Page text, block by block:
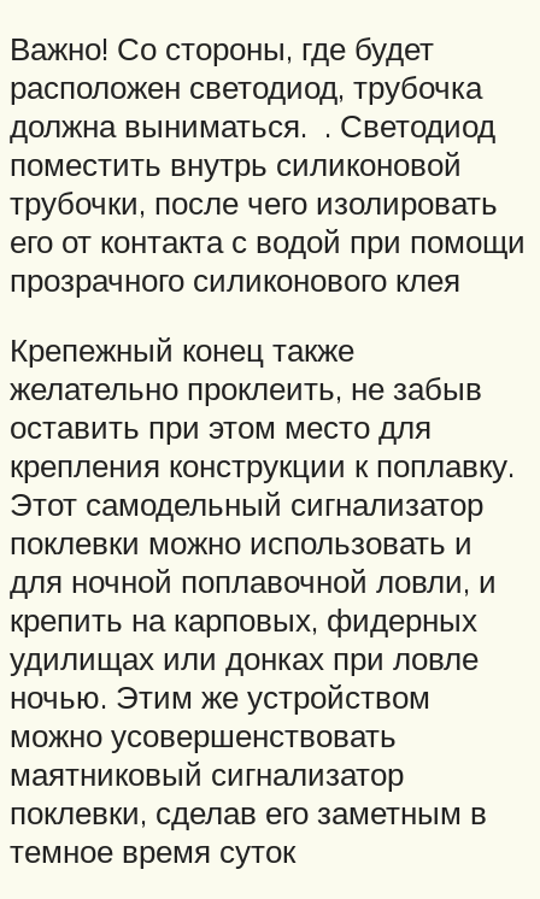
Важно! Со стороны, где будет
расположен светодиод, трубочка
должна выниматься. . Светодиод
поместить внутрь силиконовой
трубочки, после чего изолировать
его от контакта с водой при помощи
прозрачного силиконового клея
Крепежный конец также
желательно проклеить, не забыв
оставить при этом место для
крепления конструкции к поплавку.
Этот самодельный сигнализатор
поклевки можно использовать и
для ночной поплавочной ловли, и
крепить на карповых, фидерных
удилищах или донках при ловле
ночью. Этим же устройством
можно усовершенствовать
маятниковый сигнализатор
поклевки, сделав его заметным в
темное время суток